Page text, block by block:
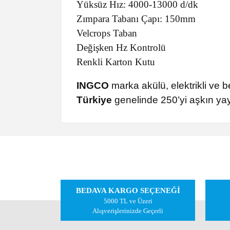
Yüksüz Hız: 4000-13000 d/dk
Zımpara Tabanı Çapı: 150mm
Velcrops Taban
Değişken Hz Kontrolü
Renkli Karton Kutu
INGCO marka akülü, elektrikli ve
Türkiye genelinde 250’yi aşkın
Ürün resmi kalitesiz, bozuk veya görüntülenemiyor.
Ürün açıklamasında eksik bilgiler bulunuyor.
Ürün bilgilerinde hatalar bulunuyor.
Ürün fiyatı diğer sitelerden daha pahalı.
BEDAVA KARGO SEÇENEĞİ
5000 TL ve Üzeri
Alışverişlerinizde Geçerli